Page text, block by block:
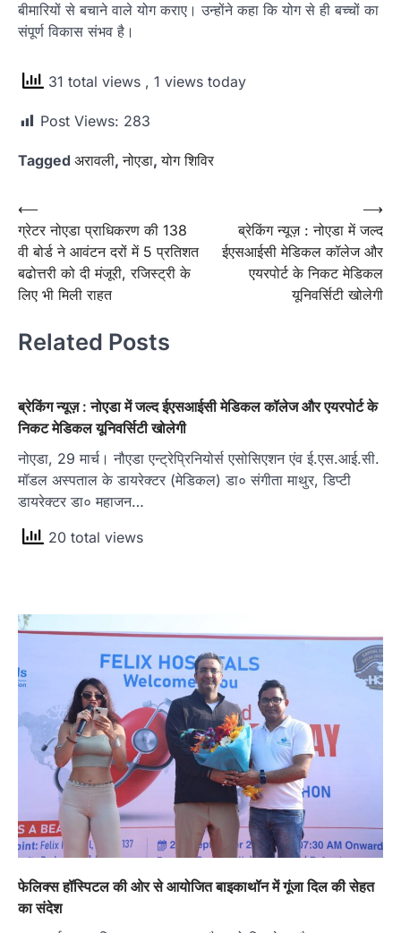
बीमारियों से बचाने वाले योग कराए। उन्होंने कहा कि योग से ही बच्चों का
संपूर्ण विकास संभव है।
31 total views , 1 views today
Post Views: 283
Tagged अरावली,नोएडा,योग शिविर
Post
navigation
⟵
ग्रेटर नोएडा प्राधिकरण की 138
वी बोर्ड ने आवंटन दरों में 5 प्रतिशत
बढोत्तरी को दी मंजूरी, रजिस्ट्री के
लिए भी मिली राहत
ब्रेकिंग न्यूज़ : नोएडा में जल्द
ईएसआईसी मेडिकल कॉलेज और
एयरपोर्ट के निकट मेडिकल
यूनिवर्सिटी खोलेगी
⟶
Related Posts
ब्रेकिंग न्यूज़ : नोएडा में जल्द ईएसआईसी मेडिकल कॉलेज और एयरपोर्ट के
निकट मेडिकल यूनिवर्सिटी खोलेगी
नोएडा, 29 मार्च। नौएडा एन्ट्रेप्रिनियोर्स एसोसिएशन एंव ई.एस.आई.सी.
मॉडल अस्पताल के डायरेक्टर (मेडिकल) डा० संगीता माथुर, डिप्टी
डायरेक्टर डा० महाजन…
20 total views
फेलिक्स हॉस्पिटल की ओर से आयोजित बाइकाथॉन में गूंजा दिल की सेहत
का संदेश